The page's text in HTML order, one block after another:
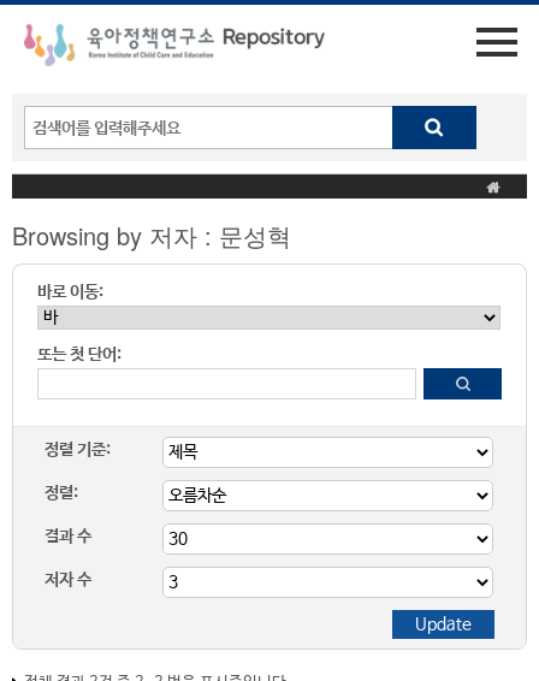
Browsing by 저자 : 문성혁
바로 이동:
또는 첫 단어:
정렬 기준:
정렬:
결과 수
저자 수